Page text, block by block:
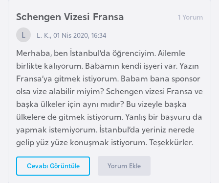
Schengen Vizesi Fransa
L. K., 01 Nis 2020, 16:34
Merhaba, ben İstanbul’da öğrenciyim. Ailemle
birlikte kalıyorum. Babamın kendi işyeri var. Yazın
Fransa’ya gitmek istiyorum. Babam bana sponsor
olsa vize alabilir miyim? Schengen vizesi Fransa ve
başka ülkeler için aynı mıdır? Bu vizeyle başka
ülkelere de gitmek istiyorum. Yanlış bir başvuru da
yapmak istemiyorum. İstanbul’da yeriniz nerede
gelip yüz yüze konuşmak istiyorum. Teşekkürler.
Cevabı Görüntüle Yorum Ekle
İ
z
l
a
n
d
a
K
a